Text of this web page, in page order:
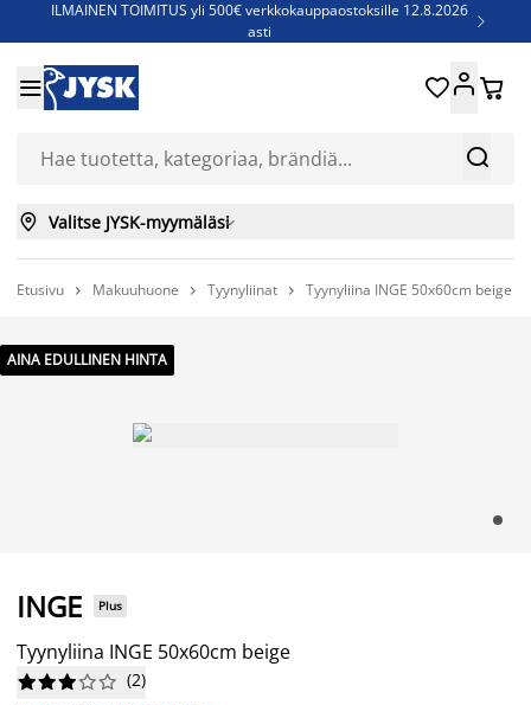
ILMAINEN TOIMITUS yli 500€ verkkokauppaostoksille 12.8.2026
asti

Jenkkisänkyjä - Säästä jopa 60%


 
 Valitse JYSK-myymäläsi
Etusivu  Makuuhuone  Tyynyliinat  Tyynyliina INGE 50x60cm beige
AINA EDULLINEN HINTA
INGE Plus
Tyynyliina INGE 50x60cm beige





 (2)